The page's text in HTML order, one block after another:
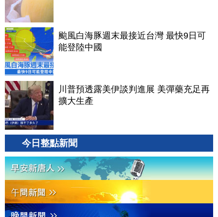
颱風白海豚週末最接近台灣 最快9日可
能登陸中國
川普預透露美伊談判進展 美彈藥充足再
擴大生產
今日整點新聞